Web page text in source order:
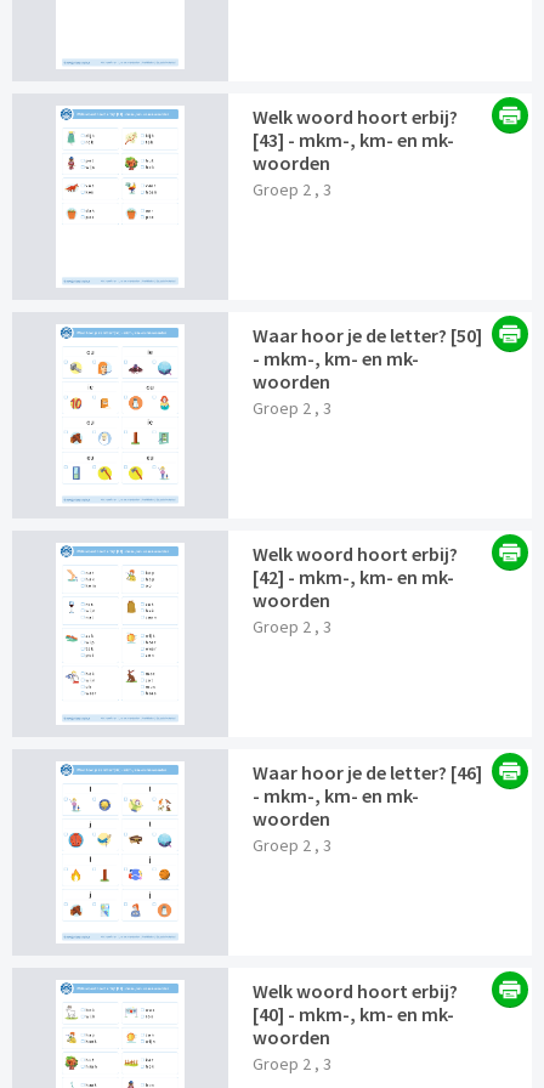
Welk woord hoort erbij?
[43] - mkm-, km- en mk-
woorden
Groep 2 , 3
Waar hoor je de letter? [50]
- mkm-, km- en mk-
woorden
Groep 2 , 3
Welk woord hoort erbij?
[42] - mkm-, km- en mk-
woorden
Groep 2 , 3
Waar hoor je de letter? [46]
- mkm-, km- en mk-
woorden
Groep 2 , 3
Welk woord hoort erbij?
[40] - mkm-, km- en mk-
woorden
Groep 2 , 3